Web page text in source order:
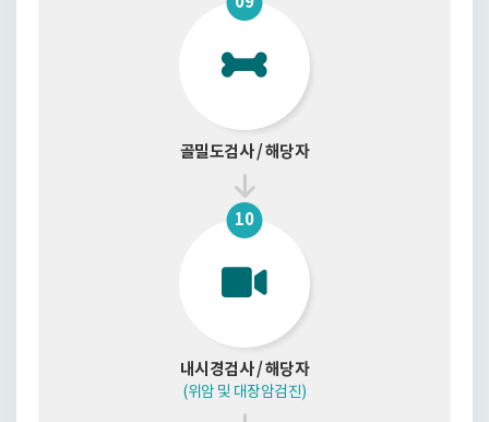
골밀도검사 / 해당자
10
내시경검사 / 해당자
(위암 및 대장암검진)